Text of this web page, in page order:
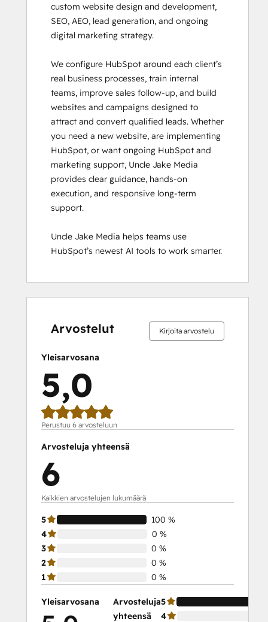
custom website design and development,
SEO, AEO, lead generation, and ongoing
digital marketing strategy.
We configure HubSpot around each client’s
real business processes, train internal
teams, improve sales follow-up, and build
websites and campaigns designed to
attract and convert qualified leads. Whether
you need a new website, are implementing
HubSpot, or want ongoing HubSpot and
marketing support, Uncle Jake Media
provides clear guidance, hands-on
execution, and responsive long-term
support.
Uncle Jake Media helps teams use
HubSpot’s newest AI tools to work smarter.
Arvostelut Kirjoita arvostelu
Yleisarvosana
5,0
Perustuu 6 arvosteluun
Arvosteluja yhteensä
6
Kaikkien arvostelujen lukumäärä
5
100 %
4
0 %
3
0 %
2
0 %
1
0 %
Yleisarvosana
Arvosteluja
yhteensä
5
4